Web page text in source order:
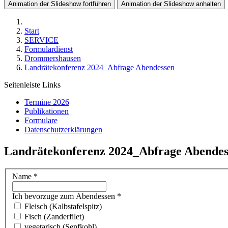
Animation der Slideshow fortführen Animation der Slideshow anhalten
Start
SERVICE
Formulardienst
Drommershausen
Landrätekonferenz 2024_Abfrage Abendessen
Seitenleiste Links
Termine 2026
Publikationen
Formulare
Datenschutzerklärungen
Landrätekonferenz 2024_Abfrage
Name *
Ich bevorzuge zum Abendessen *
Fleisch (Kalbstafelspitz)
Fisch (Zanderfilet)